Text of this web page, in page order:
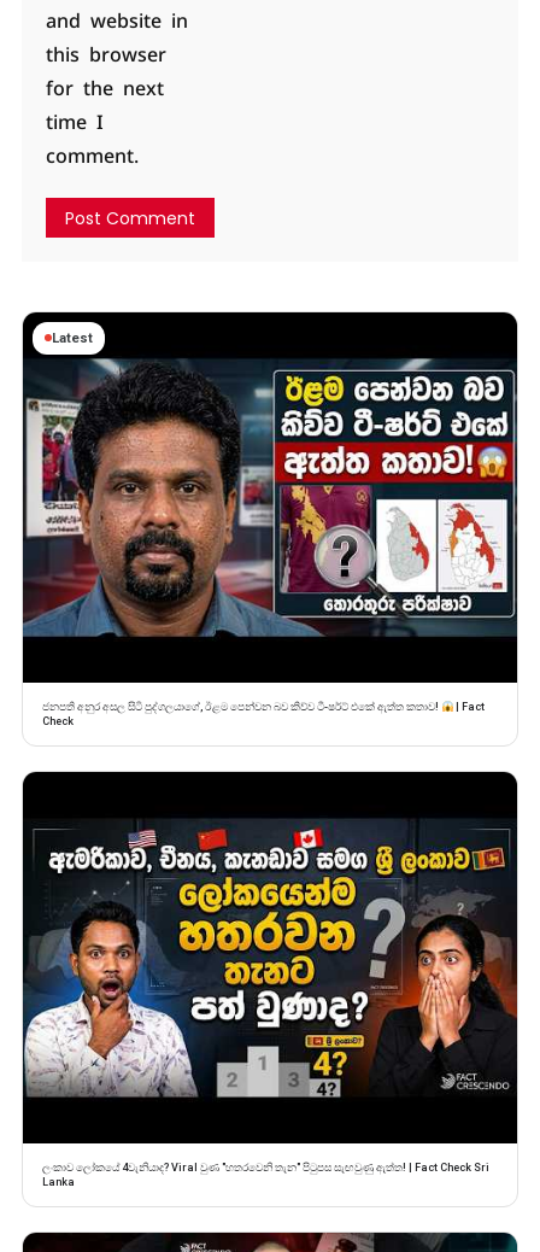
and website in
this browser
for the next
time I
comment.
Latest
ජනපති අනුර අසල සිටි පුද්ගලයාගේ, ඊළම පෙන්වන බව කිව්ව ටී-ෂර්ට් එකේ ඇත්ත කතාව!
| Fact
Check
ලංකාව ලෝකයේ 4වැනියාද? Viral වුණ "හතරවෙනි තැන" පිටුපස සැඟවුණු ඇත්ත! | Fact Check Sri
Lanka